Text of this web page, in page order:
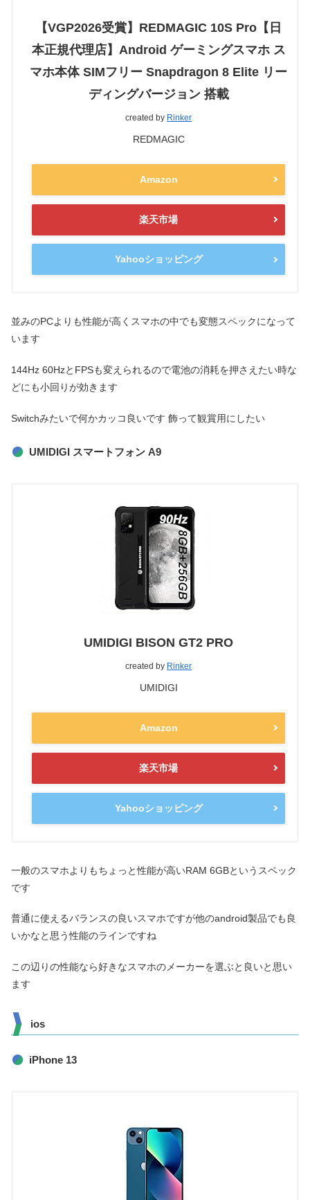
【VGP2026受賞】REDMAGIC 10S Pro【日
本正規代理店】Android ゲーミングスマホ ス
マホ本体 SIMフリー Snapdragon 8 Elite リー
ディングバージョン 搭載
created by Rinker
REDMAGIC
Amazon
楽天市場
Yahooショッピング
並みのPCよりも性能が高くスマホの中でも変態スペックになって
います
144Hz 60HzとFPSも変えられるので電池の消耗を押さえたい時な
どにも小回りが効きます
Switchみたいで何かカッコ良いです 飾って観賞用にしたい
UMIDIGI スマートフォン A9
UMIDIGI BISON GT2 PRO
created by Rinker
UMIDIGI
Amazon
楽天市場
Yahooショッピング
一般のスマホよりもちょっと性能が高いRAM 6GBというスペック
です
普通に使えるバランスの良いスマホですが他のandroid製品でも良
いかなと思う性能のラインですね
この辺りの性能なら好きなスマホのメーカーを選ぶと良いと思い
ます
ios
iPhone 13